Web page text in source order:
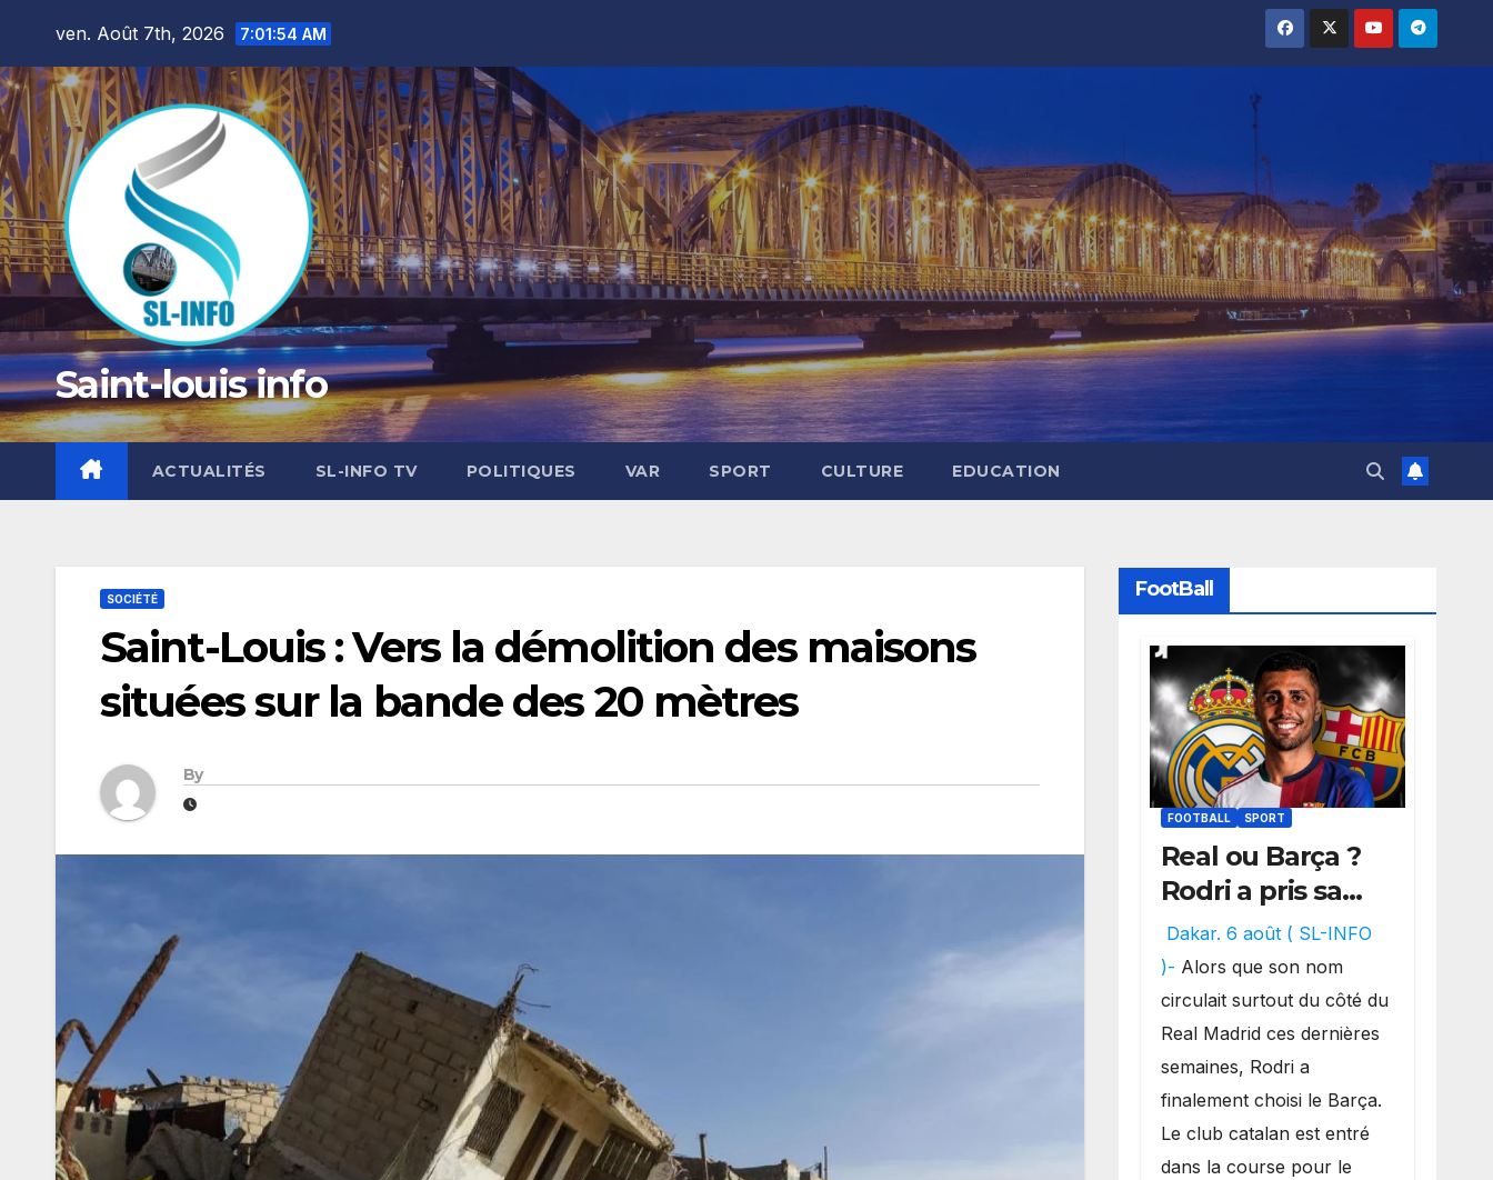
content
ven. Août 7th, 2026 7:01:56 AM
Saint-louis info
ACTUALITÉS SL-INFO TV POLITIQUES VAR SPORT CULTURE EDUCATION
SOCIÉTÉ
Saint-Louis : Vers la démolition des maisons
situées sur la bande des 20 mètres
By
FootBall
FOOTBALL SPORT
Real ou Barça ?
Rodri a pris sa
décision, un
choix qui
pourrait faire
grand bruit sur
le marché des
transferts.
Dakar. 6 août ( SL-INFO
)- Alors que son nom
circulait surtout du côté du
Real Madrid ces dernières
semaines, Rodri a
finalement choisi le Barça.
Le club catalan est entré
dans la course pour le